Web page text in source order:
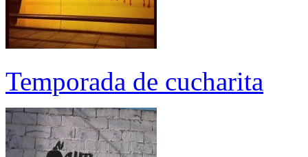
Temporada de cucharita